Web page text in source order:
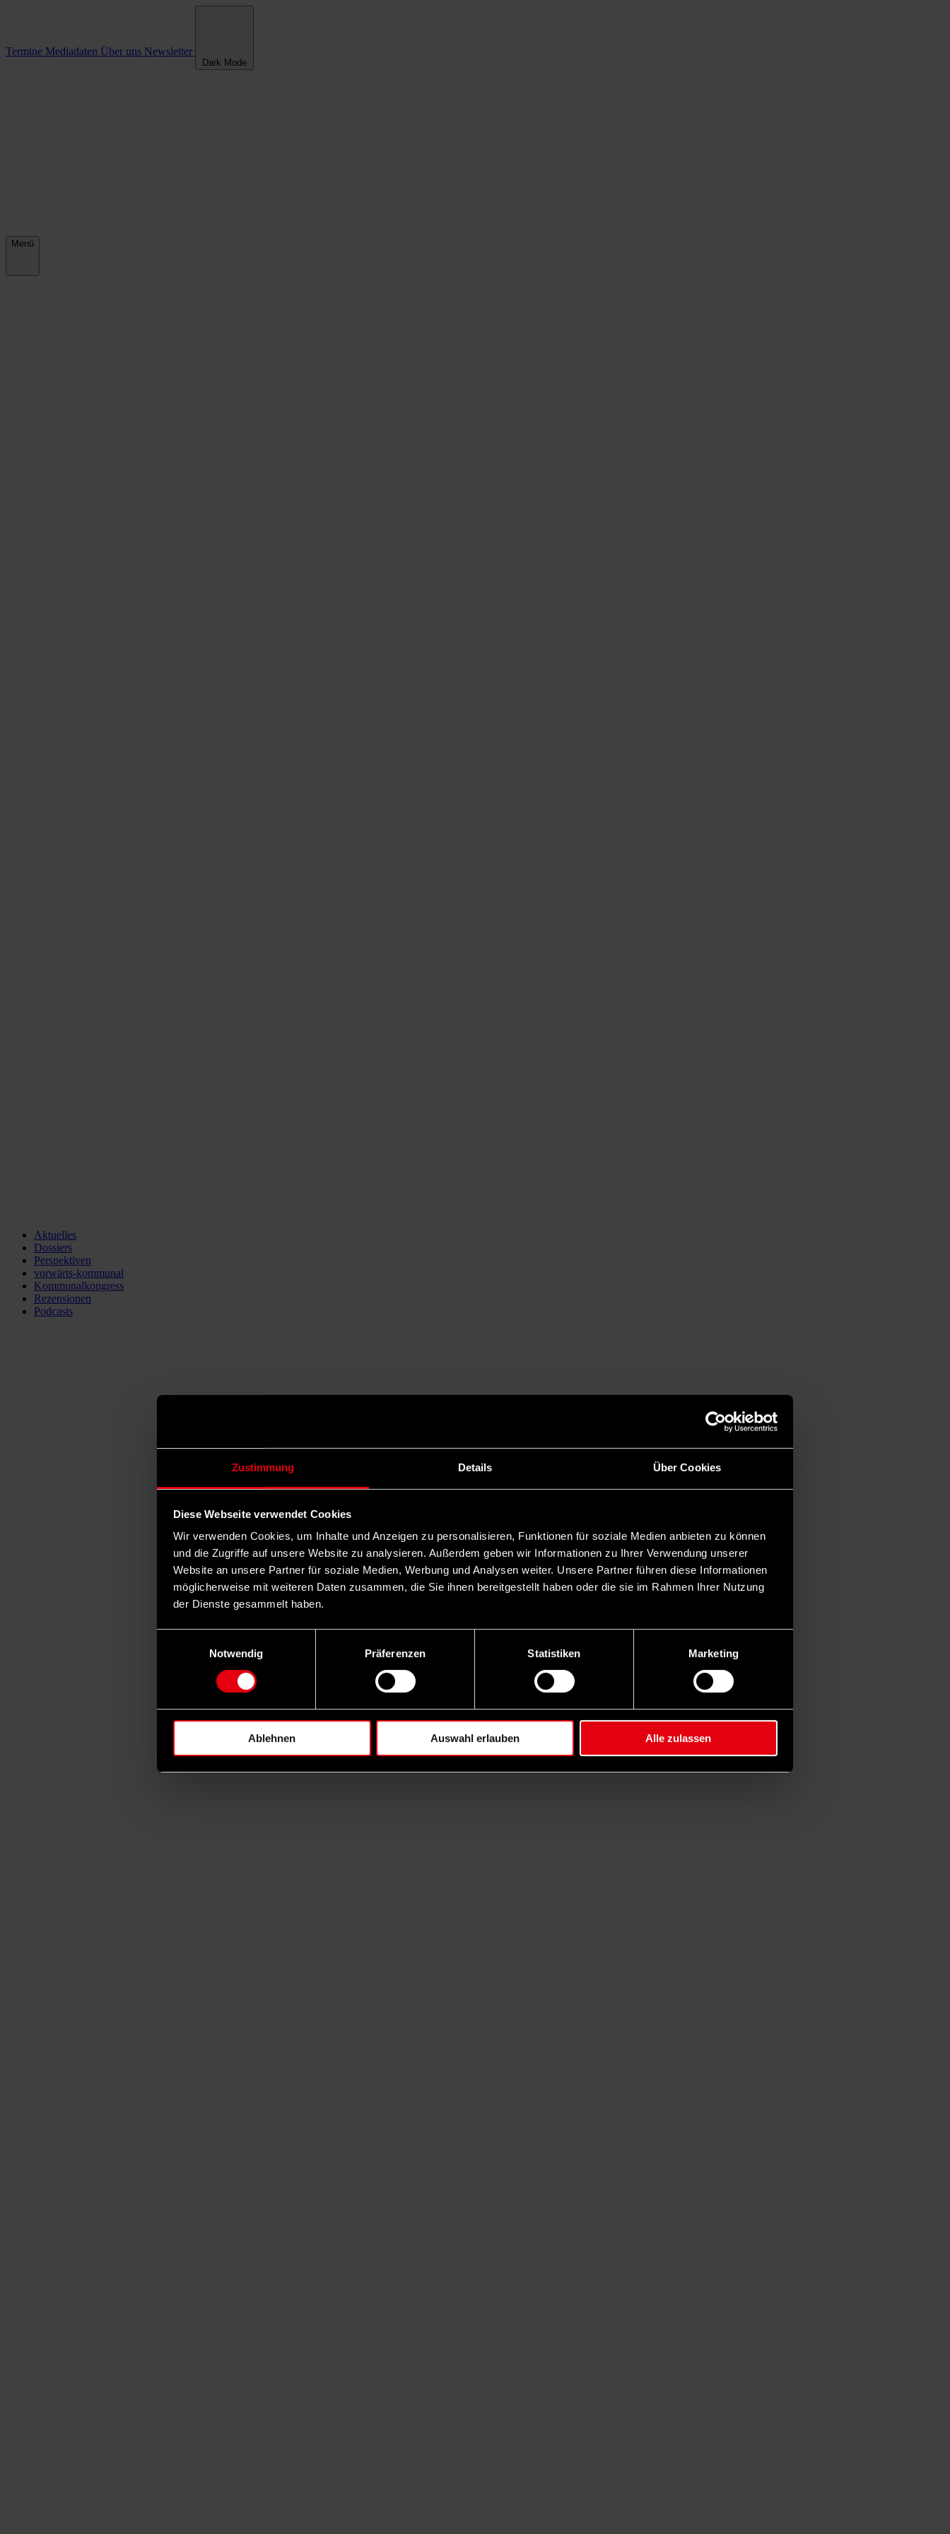
Zustimmung Details Über Cookies
Diese Webseite verwendet Cookies
Wir verwenden Cookies, um Inhalte und Anzeigen zu personalisieren, Funktionen für soziale Medien anbieten zu können
und die Zugriffe auf unsere Website zu analysieren. Außerdem geben wir Informationen zu Ihrer Verwendung unserer
Website an unsere Partner für soziale Medien, Werbung und Analysen weiter. Unsere Partner führen diese Informationen
möglicherweise mit weiteren Daten zusammen, die Sie ihnen bereitgestellt haben oder die sie im Rahmen Ihrer Nutzung
der Dienste gesammelt haben.
Notwendig
Präferenzen Statistiken Marketing
Ablehnen Auswahl erlauben Alle zulassen
Termine Mediadaten Über uns Newsletter
Dark Mode
Menü
Aktuelles
Dossiers
Perspektiven
vorwärts-kommunal
Kommunalkongress
Rezensionen
Podcasts